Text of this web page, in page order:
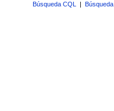
Búsqueda CQL |